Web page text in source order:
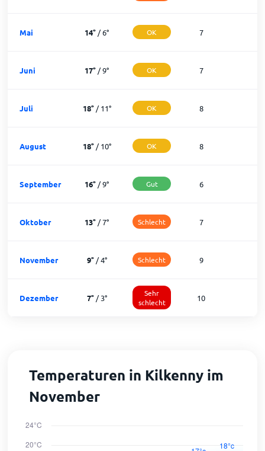
Mai 14° /6° OK 7
Juni 17° /9° OK 7
Juli 18°/11° OK 8
August 18°/10° OK 8
September 16° /9° Gut 6
Oktober 13° /7° Schlecht 7
November 9°/4° Schlecht 9
Dezember 7°/3°
Sehr
schlecht
10
Temperaturen in Kilkenny im
November